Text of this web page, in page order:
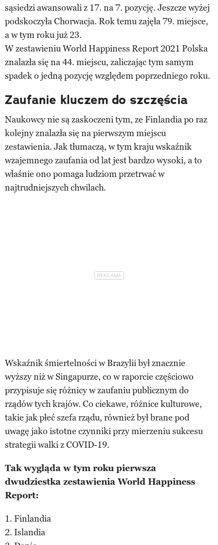
sąsiedzi awansowali z 17. na 7. pozycję. Jeszcze wyżej
podskoczyła Chorwacja. Rok temu zajęła 79. miejsce,
a w tym roku już 23.
W zestawieniu World Happiness Report 2021 Polska
znalazła się na 44. miejscu, zaliczając tym samym
spadek o jedną pozycję względem poprzedniego roku.
Zaufanie kluczem do szczęścia
Naukowcy nie są zaskoczeni tym, ze Finlandia po raz
kolejny znalazła się na pierwszym miejscu
zestawienia. Jak tłumaczą, w tym kraju wskaźnik
wzajemnego zaufania od lat jest bardzo wysoki, a to
właśnie ono pomaga ludziom przetrwać w
najtrudniejszych chwilach.
Wskaźnik śmiertelności w Brazylii był znacznie
wyższy niż w Singapurze, co w raporcie częściowo
przypisuje się różnicy w zaufaniu publicznym do
rządów tych krajów. Co ciekawe, różnice kulturowe,
takie jak płeć szefa rządu, również był brane pod
uwagę jako istotne czynniki przy mierzeniu sukcesu
strategii walki z COVID-19.
Tak wygląda w tym roku pierwsza
dwudziestka zestawienia World Happiness
Report:
1. Finlandia
2. Islandia